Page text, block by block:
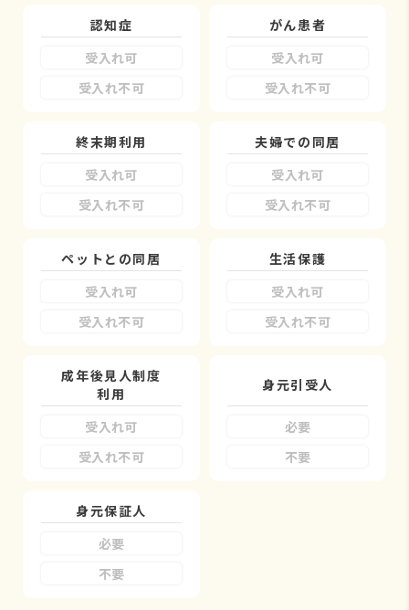
認知症
受入れ可
受入れ不可
がん患者
受入れ可
受入れ不可
終末期利用
受入れ可
受入れ不可
夫婦での同居
受入れ可
受入れ不可
ペットとの同居
受入れ可
受入れ不可
生活保護
受入れ可
受入れ不可
成年後見人制度
利用
受入れ可
受入れ不可
身元引受人
必要
不要
身元保証人
必要
不要